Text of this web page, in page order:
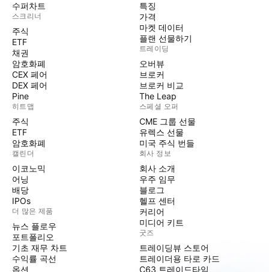
수퍼차트
스크리너
주식
ETF
채권
암호화폐
CEX 페어
DEX 페어
Pine
히트맵
주식
ETF
암호화폐
캘린더
이코노믹
어닝
배당
IPOs
더 많은 제품
뉴스 플로우
포트폴리오
기초 재무 차트
수익률 곡선
옵션
특징
가격
마켓 데이터
플랜 선물하기
트레이딩
오버뷰
브로커
브로커 비교
The Leap
스페셜 오퍼
CME 그룹 선물
유렉스 선물
미국 주식 번들
회사 정보
회사 소개
우주 임무
블로그
헬프 센터
커리어
미디어 키트
굿즈
트레이딩뷰 스토어
트레이더용 타로 카드
C63 트레이드타임